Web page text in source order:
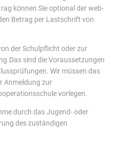
können Sie optional der web-
Betrag per Lastschrift von
der Schulpflicht oder zur
sind die Voraussetzungen
Wir müssen das
Anmeldung zur
vorlegen.
durch das Jugend- oder
des zuständigen